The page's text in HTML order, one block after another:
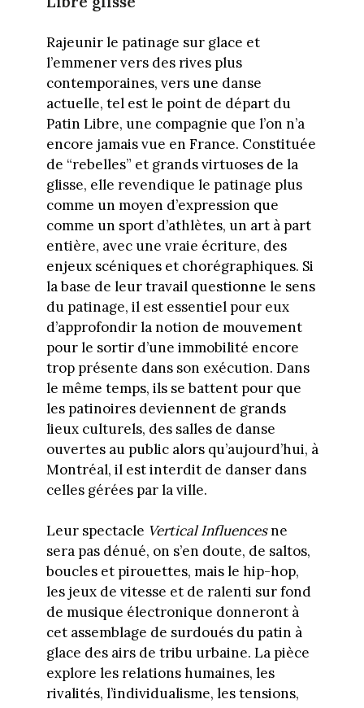
Rajeunir le patinage sur glace et
l’emmener vers des rives plus
contemporaines, vers une danse
actuelle, tel est le point de départ du
Patin Libre, une compagnie que l’on n’a
encore jamais vue en France. Constituée
de “rebelles” et grands virtuoses de la
glisse, elle revendique le patinage plus
comme un moyen d’expression que
comme un sport d’athlètes, un art à part
entière, avec une vraie écriture, des
enjeux scéniques et chorégraphiques. Si
la base de leur travail questionne le sens
du patinage, il est essentiel pour eux
d’approfondir la notion de mouvement
pour le sortir d’une immobilité encore
trop présente dans son exécution. Dans
le même temps, ils se battent pour que
les patinoires deviennent de grands
lieux culturels, des salles de danse
ouvertes au public alors qu’aujourd’hui, à
Montréal, il est interdit de danser dans
celles gérées par la ville.
Leur spectacle Vertical Influencesne
sera pas dénué, on s’en doute, de saltos,
boucles et pirouettes, mais le hip-hop,
les jeux de vitesse et de ralenti sur fond
de musique électronique donneront à
cet assemblage de surdoués du patin à
glace des airs de tribu urbaine. La pièce
explore les relations humaines, les
rivalités, l’individualisme, les tensions,